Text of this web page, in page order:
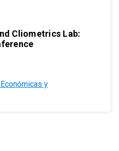
Cliometrics Lab:
y